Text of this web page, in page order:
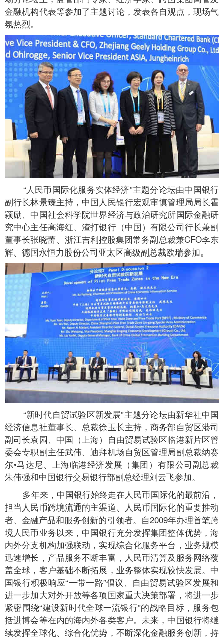
金融机构代表等参加了主题讨论，发表各自观点，现场气
氛热烈。
“人民币国际化服务实体经济”主题分论坛由中国银行
副行长林景臻主持，中国人民银行宏观审慎管理局局长霍
颖励、中国社会科学院世界经济与政治研究所国际金融研
究中心主任高海红、渣打银行（中国）有限公司行长兼副
董事长张晓蕾、浙江吉利控股集团常务副总裁兼CFO李东
辉、德国永恒力股份公司亚太区高级副总裁欧瑞参加。
“新时代自贸试验区新发展”主题分论坛由新华社中国
经济信息社董事长、总裁徐玉长主持，商务部自贸区港司
副司长袁园、中国（上海）自由贸易试验区临港新片区管
委会专职副主任武伟、迪拜机场自贸区管理局副总裁纳赛
尔•马达尼、上海临港经济发展（集团）有限公司副总裁
朱伟强和中国银行交易银行部副总经理刘云飞参加。
多年来，中国银行始终走在人民币国际化的最前沿，
担当人民币跨境流通的主渠道、人民币国际化的重要推动
者、金融产品和服务创新的引领者。自2009年办理首笔跨
境人民币业务以来，中国银行充分发挥集团整体优势，海
内外分支机构加强联动，实现综合化服务平台，业务规模
迅速增长，产品服务不断丰富，人民币清算及服务网络覆
盖全球，客户基础不断拓展，业务整体实现较快发展。中
国银行积极响应“一带一路”倡议、自由贸易试验区发展和
进一步加大对外开放等各项国家重大决策部署，将进一步
紧密围绕“建设新时代全球一流银行”的战略目标，服务包
括进博会等在内的海内外各类客户。未来，中国银行将继
续发挥全球化、综合化优势，不断深化金融服务创新，持